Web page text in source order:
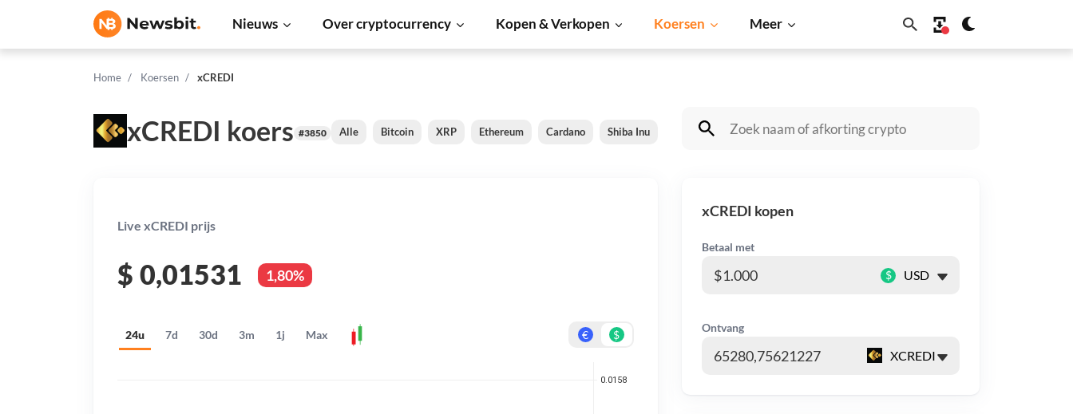
Nieuws Over cryptocurrency Kopen & Verkopen Koersen Meer
Home Koersen xCREDI
xCREDI koers #3850 Alle Bitcoin XRP Ethereum Cardano Shiba Inu Dogecoin Solana BNB
Live xCREDI prijs
$ 0,01531 1,80%
24u 7d 30d 3m 1j Max € $
xCREDI kopen
Betaal met
$
Ontvang